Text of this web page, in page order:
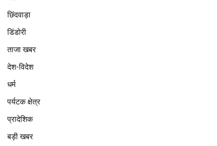
छिंदवाड़ा
डिंडोरी
ताजा खबर
देश-विदेश
धर्म
पर्यटक क्षेत्र
प्रादेशिक
बड़ी खबर